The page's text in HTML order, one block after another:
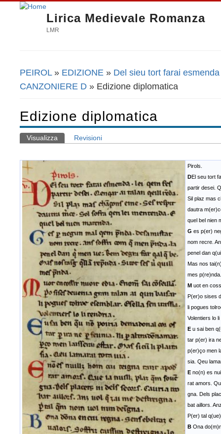
Lirica Medievale Romanza
LMR
Tu sei qui
PEIROL» EDIZIONE » Del sieu tort farai esmenda
CANZONIERE D » Edizione diplomatica
Edizione diplomatica
Schede primarie
Visualizza (scheda attiva)
Revisioni
DEl seu tort
partir desei.
Sil plaz mas
dautra
quel bel nien
G es p(er)
nom recre.
penel dan
Mas nos
mes p(re)nda.
M uot en
P(er)o sises
li pogues
Volentiers lo
E u sai ben
tar p(er) ira
p(er)ço men
sia. Qeu
E no(n) es
rat amors.
gna. Dels
bat aillors.
P(er) tal
B Ona